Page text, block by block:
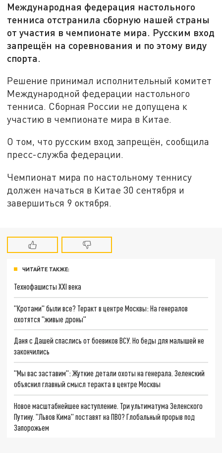
Международная федерация настольного
тенниса отстранила сборную нашей страны
от участия в чемпионате мира. Русским вход
запрещён на соревнования и по этому виду
спорта.
Решение принимал исполнительный комитет
Международной федерации настольного
тенниса. Сборная России не допущена к
участию в чемпионате мира в Китае.
О том, что русским вход запрещён, сообщила
пресс-служба федерации.
Чемпионат мира по настольному теннису
должен начаться в Китае 30 сентября и
завершиться 9 октября.
ЧИТАЙТЕ ТАКЖЕ:
Технофашисты XXI века
"Кротами" были все? Теракт в центре Москвы: На генералов
охотятся "живые дроны"
Даня с Дашей спаслись от боевиков ВСУ. Но беды для малышей не
закончились
"Мы вас заставим": Жуткие детали охоты на генерала. Зеленский
объяснил главный смысл теракта в центре Москвы
Новое масштабнейшее наступление. Три ультиматума Зеленского
Путину. "Львов Кима" поставят на ПВО? Глобальный прорыв под
Запорожьем